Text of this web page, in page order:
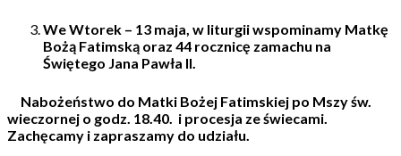
We Wtorek – 13 maja , w liturgii wspominamy Matkę
Bożą Fatimską oraz 44 rocznicę zamachu na
Świętego Jana Pawła II.
Nabożeństwo do Matki Bożej Fatimskiej po Mszy św.
wieczornej o godz. 18.40. i procesja ze świecami.
Zachęcamy i zapraszamy do udziału.